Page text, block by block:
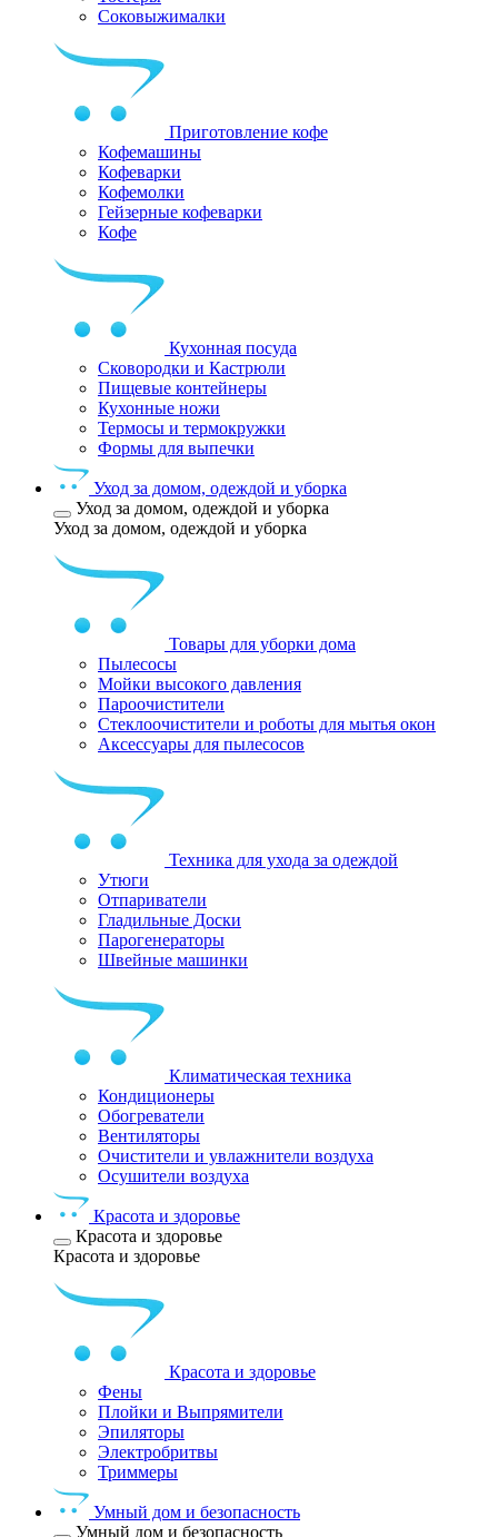
Соковыжималки
Приготовление кофе
Кофемашины
Кофеварки
Кофемолки
Гейзерные кофеварки
Кофе
Кухонная посуда
Сковородки и Кастрюли
Пищевые контейнеры
Кухонные ножи
Термосы и термокружки
Формы для выпечки
Уход за домом, одеждой и уборка
Уход за домом, одеждой и уборка
Уход за домом, одеждой и уборка
Товары для уборки дома
Пылесосы
Мойки высокого давления
Пароочистители
Стеклоочистители и роботы для мытья окон
Аксессуары для пылесосов
Техника для ухода за одеждой
Утюги
Отпариватели
Гладильные Доски
Парогенераторы
Швейные машинки
Климатическая техника
Кондиционеры
Обогреватели
Вентиляторы
Очистители и увлажнители воздуха
Осушители воздуха
Красота и здоровье
Красота и здоровье
Красота и здоровье
Красота и здоровье
Фены
Плойки и Выпрямители
Эпиляторы
Электробритвы
Триммеры
Умный дом и безопасность
Умный дом и безопасность